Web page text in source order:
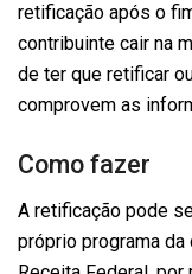
retificação após o
contribuinte cair na
de ter que retificar
comprovem as
Como fazer
A retificação pode
próprio programa da